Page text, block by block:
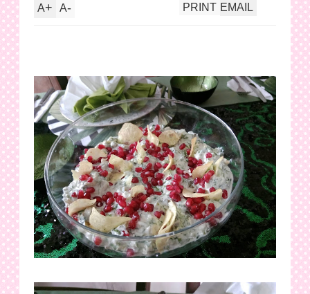
A+ A- EMAIL
PRINT